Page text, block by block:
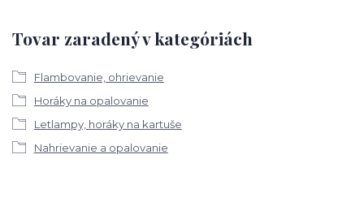
Tovar zaradený v kategóriách
Flambovanie, ohrievanie
Horáky na opalovanie
Letlampy, horáky na kartuše
Nahrievanie a opalovanie